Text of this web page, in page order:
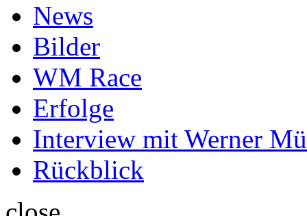
News
Bilder
WM Race
Erfolge
Interview mit Werner
Rückblick